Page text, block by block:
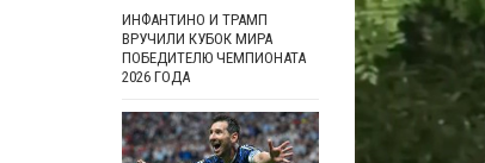
ИНФАНТИНО И ТРАМП
ВРУЧИЛИ КУБОК МИРА
ПОБЕДИТЕЛЮ ЧЕМПИОНАТА
2026 ГОДА